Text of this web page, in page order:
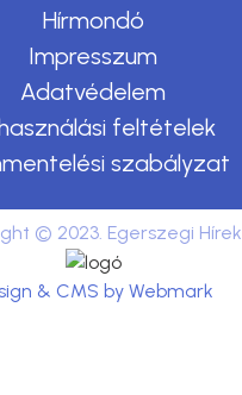
Hírmondó
Impresszum
Adatvédelem
feltételek
szabályzat
© 2023. Egerszegi Hírek
& CMS by Webmark